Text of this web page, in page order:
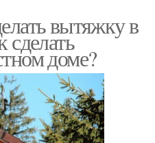
вытяжку в
сделать
доме?